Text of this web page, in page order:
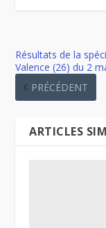
Résultats de la
Valence (26) du 2
PRÉCÉDENT
ARTICLES